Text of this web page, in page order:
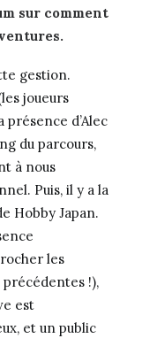
sur comment
gestion.
joueurs
d’Alec
du parcours,
à nous
Puis, il y a la
Hobby Japan.
les
précédentes !),
est
et un public